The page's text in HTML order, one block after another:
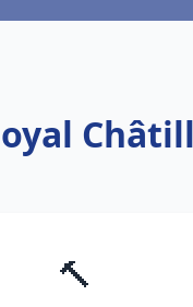
🔨